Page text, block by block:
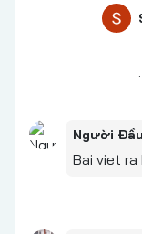
.
Người
Bai viet